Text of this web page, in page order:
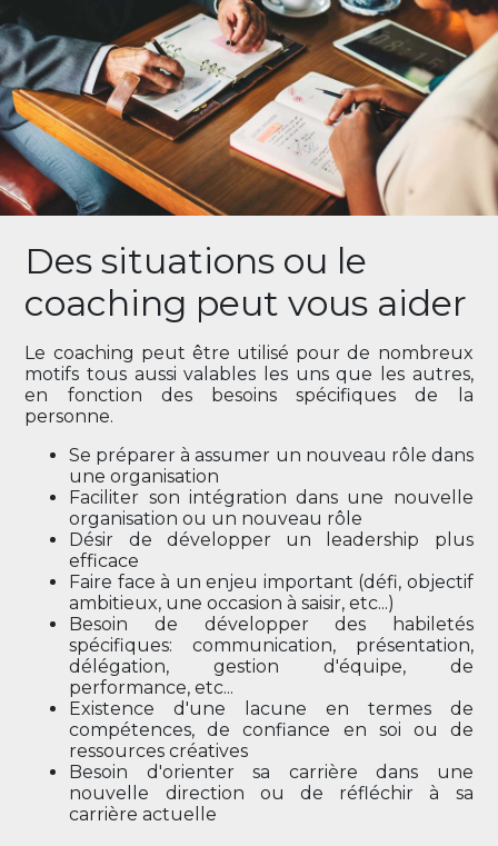
Des situations ou le
coaching peut vous aider
Le coaching peut être utilisé pour de nombreux
motifs tous aussi valables les uns que les autres,
en fonction des besoins spécifiques de la
personne.
Se préparer à assumer un nouveau rôle dans
une organisation
Faciliter son intégration dans une nouvelle
organisation ou un nouveau rôle
Désir de développer un leadership plus
efficace
Faire face à un enjeu important (défi, objectif
ambitieux, une occasion à saisir, etc...)
Besoin de développer des habiletés
spécifiques: communication, présentation,
délégation, gestion d'équipe, de
performance, etc...
Existence d'une lacune en termes de
compétences, de confiance en soi ou de
ressources créatives
Besoin d'orienter sa carrière dans une
nouvelle direction ou de réfléchir à sa
carrière actuelle